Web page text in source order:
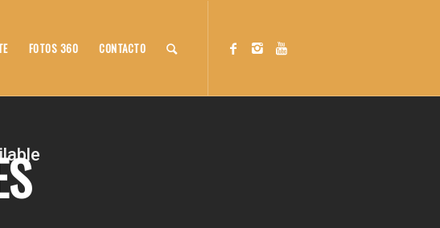
FOTOS 360 CONTACTO